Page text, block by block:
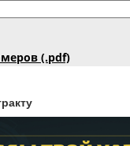
(.pdf)